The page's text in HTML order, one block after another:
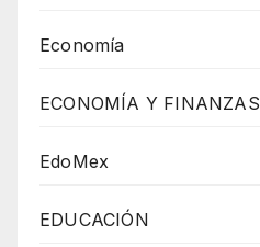
Economía
ECONOMÍA Y FINANZAS
EdoMex
EDUCACIÓN